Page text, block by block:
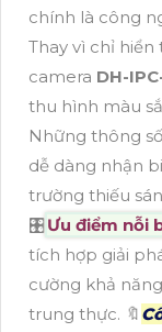
chính là công
Thay vì chỉ
camera DH-
thu hình màu
Những thông
dễ dàng nhận
trường thiếu
🎛 Ưu điểm nỗi
tích hợp giải
cường khả
trung thực. 🔖